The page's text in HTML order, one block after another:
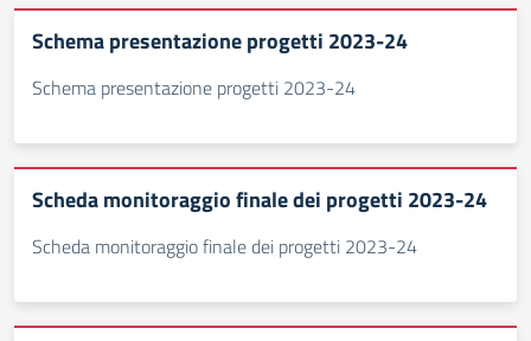
Schema presentazione progetti 2023-24
Schema presentazione progetti 2023-24
Scheda monitoraggio finale dei progetti 2023-24
Scheda monitoraggio finale dei progetti 2023-24